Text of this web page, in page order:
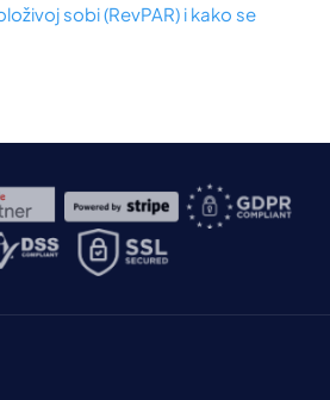
sobi (RevPAR) i kako se